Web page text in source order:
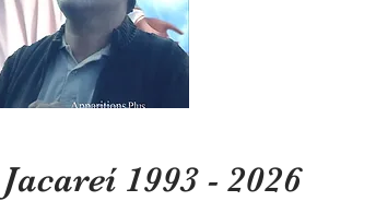
1993 - 2026